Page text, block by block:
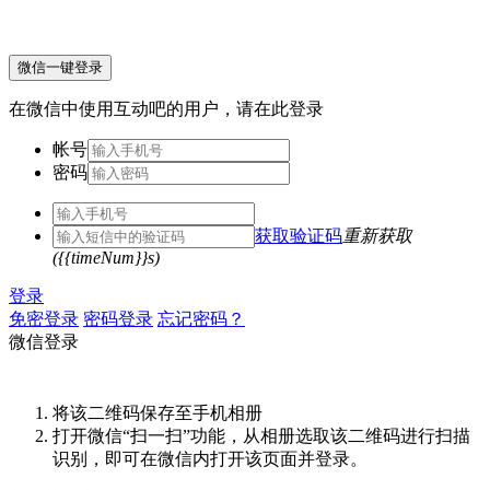
微信一键登录
在微信中使用互动吧的用户，请在此登录
帐号
密码
获取验证码重新获取
({{timeNum}}s)
登录
免密登录 密码登录 忘记密码？
微信登录
将该二维码保存至手机相册
打开微信“扫一扫”功能，从相册选取该二维码进行扫描
识别，即可在微信内打开该页面并登录。